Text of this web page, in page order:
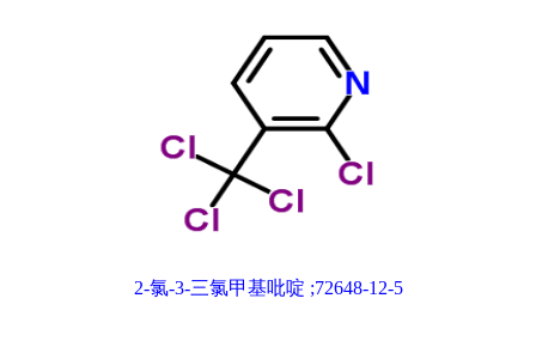
2-氯-3-三氯甲基吡啶 ;72648-12-5